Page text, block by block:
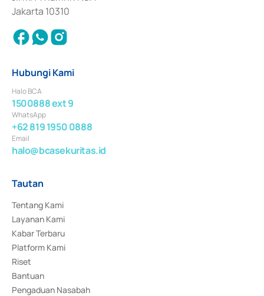
Jakarta 10310
Hubungi Kami
Halo BCA
1500888 ext 9
WhatsApp
+62 819 1950 0888
Email
halo@bcasekuritas.id
Tautan
Tentang Kami
Layanan Kami
Kabar Terbaru
Platform Kami
Riset
Bantuan
Pengaduan Nasabah